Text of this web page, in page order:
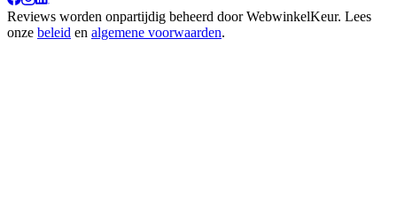
Reviews worden onpartijdig beheerd doorWebwinkelKeur. Lees
onze beleid en algemene voorwaarden.